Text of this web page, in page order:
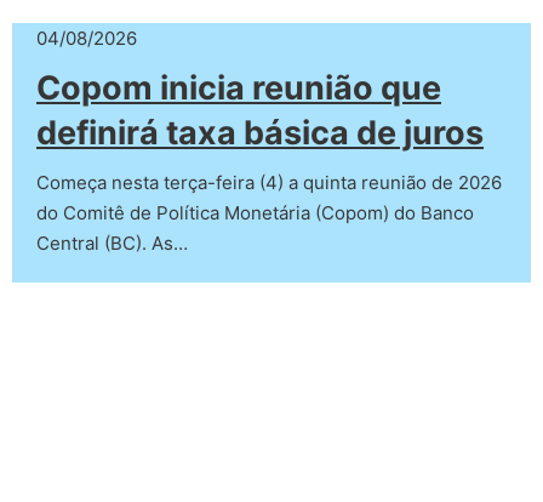
04/08/2026
Copom inicia reunião que
definirá taxa básica de juros
Começa nesta terça-feira (4) a quinta reunião de 2026
do Comitê de Política Monetária (Copom) do Banco
Central (BC). As…